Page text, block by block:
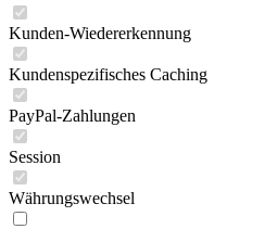
Kunden-Wiedererkennung
Kundenspezifisches Caching
PayPal-Zahlungen
Session
Währungswechsel